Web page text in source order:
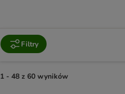
Filtry
1 - 48 z 60 wyników